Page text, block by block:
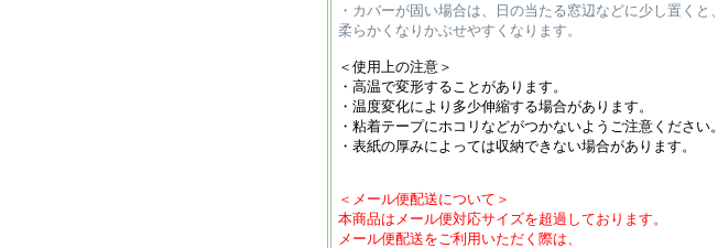
・カバーが固い場合は、日の当たる窓辺などに少し置くと、
柔らかくなりかぶせやすくなります。
＜使用上の注意＞
・高温で変形することがあります。
・温度変化により多少伸縮する場合があります。
・粘着テープにホコリなどがつかないようご注意ください。
・表紙の厚みによっては収納できない場合があります。
＜メール便配送について＞
本商品はメール便対応サイズを超過しております。
メール便配送をご利用いただく際は、